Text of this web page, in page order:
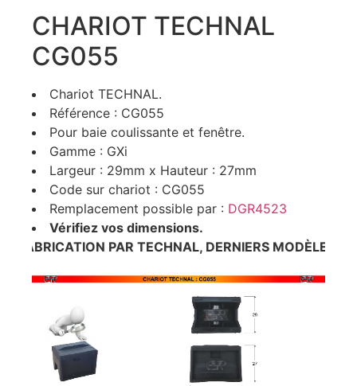
CHARIOT TECHNAL
CG055
Chariot TECHNAL.
Référence : CG055
Pour baie coulissante et fenêtre.
Gamme : GXi
Largeur : 29mm x Hauteur : 27mm
Code sur chariot : CG055
Remplacement possible par : DGR4523
Vérifiez vos dimensions.
PAR TECHNAL, DERNIERS MODÈLES